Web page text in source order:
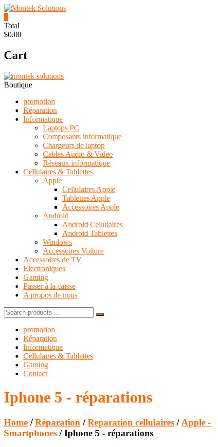
Skip
content
Montek
Solutions
Réparation
vente
|
Ordinateur,
cellulaire
électronique
Total
$0.00
Cart
Boutique
promotion
Réparation
Informatique
Laptops PC
Composants informatique
Chargeurs de laptop
Cables Audio & Video
Réseaux informatique
Cellulaires & Tablettes
Apple
Cellulaires Apple
Tablettes Apple
Accessoires Apple
Android
Android Cellulaires
Android Tablettes
Windows
Accessoires Voiture
Accessoires de TV
Electroniques
Gaming
Passer à la caisse
A propos de nous
Search
for:
promotion
Réparation
Informatique
Cellulaires & Tablettes
Gaming
Contact
Iphone 5 - réparations
Home /Réparation /Reparation cellulaires / Apple -
Smartphones / Iphone 5 - réparations